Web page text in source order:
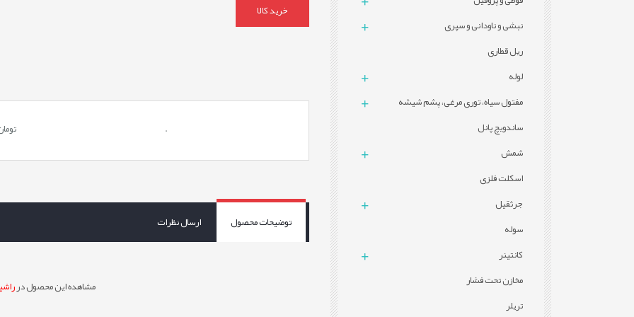
خرید کالا
.
توضیحات محصول ارسال نظرات
مشاهده این محصول در
نبشی و ناودانی و سپری
ریل قطاری
لوله
مفتول سیاه، توری مرغی، پشم شیشه
ساندویچ پانل
شمش
اسکلت فلزی
جرثقیل
سوله
کانتینر
مخازن تحت فشار
تریلر